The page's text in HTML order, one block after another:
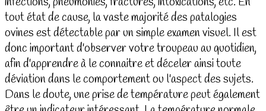
tout état de cause, la vaste majorité des patalogies
ovines est détectable par un simple examen visuel. Il est
donc important d'observer votre troupeau au quotidien,
afin d'apprendre à le connaitre et déceler ainsi toute
déviation dans le comportement ou l'aspect des sujets.
Dans le doute, une prise de température peut également